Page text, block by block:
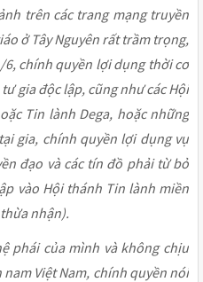
trên các trang mạng truyền
ở Tây Nguyên rất trầm trọng,
6, chính quyền lợi dụng thời cơ
gia độc lập, cũng như các Hội
Tin lành Dega, hoặc những
gia, chính quyền lợi dụng vụ
đạo và các tín đồ phải từ bỏ
vào Hội thánh Tin lành miền
nhận).
phái của mình và không chịu
Việt Nam, chính quyền nói